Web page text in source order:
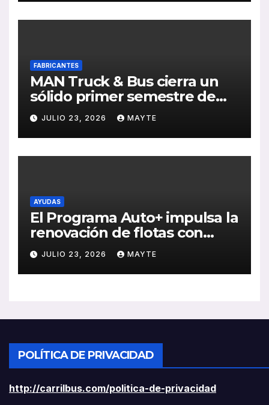
FABRICANTES
MAN Truck & Bus cierra un
sólido primer semestre de
2026 con crecimiento en
ventas, pedidos y
rentabilidad
JULIO 23, 2026 MAYTE
AYUDAS
El Programa Auto+ impulsa la
renovación de flotas con
ayudas a vehículos eléctricos
ligeros
JULIO 23, 2026 MAYTE
POLÍTICA DE PRIVACIDAD
http://carrilbus.com/politica-de-privacidad